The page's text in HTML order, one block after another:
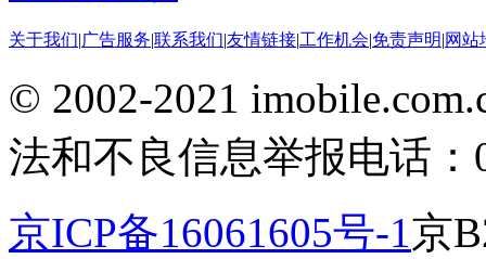
关于我们|广告服务|联系我们|友情链接|工作机会|免责声明|网站
© 2002-2021
法和不良信息举报电话：
京ICP备16061605号-1京